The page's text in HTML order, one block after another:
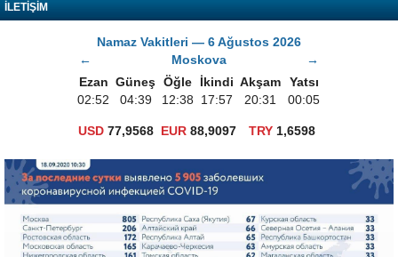
İLETİŞİM
Namaz Vakitleri — 6 Ağustos 2026
←
Moskova
→
Ezan Güneş Öğle İkindi Akşam
Yatsı
02:52
04:39 12:38 17:57 20:31 00:05
USD 77,9568 EUR 88,9097 TRY1,6598